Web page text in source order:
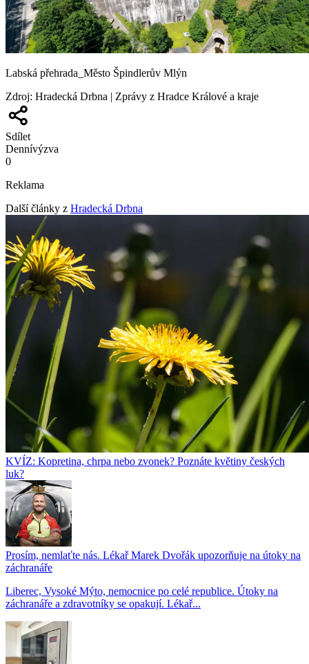
Labská přehrada_Město Špindlerův Mlýn
Zdroj: Hradecká Drbna | Zprávy z Hradce Králové a kraje
Sdílet
Dennívýzva
0
Reklama
Další články z Hradecká Drbna
KVÍZ: Kopretina, chrpa nebo zvonek? Poznáte květiny českých
luk?
Prosím, nemlaťte nás. Lékař Marek Dvořák upozorňuje na útoky na
záchranáře
Liberec, Vysoké Mýto, nemocnice po celé republice. Útoky na
záchranáře a zdravotníky se opakují. Lékař...